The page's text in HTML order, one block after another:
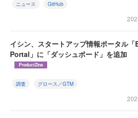
ニュース GitHub
イシン、スタートアップ情報ポータル「
Portal」に「ダッシュボード」を追加
ProductZine
調査 グロース／GTM